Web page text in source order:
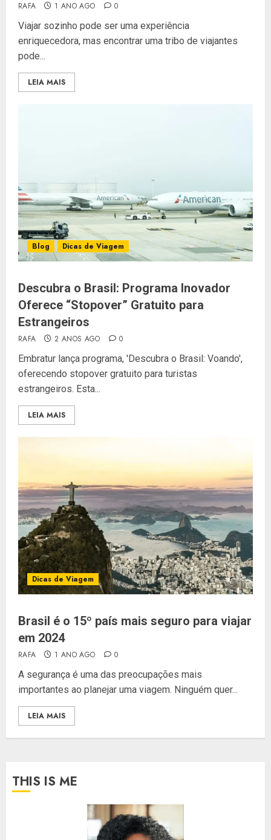
RAFA 1 ANO AGO 0
Viajar sozinho pode ser uma experiência
enriquecedora, mas encontrar uma tribo de viajantes
pode...
LEIA MAIS
Blog Dicas de Viagem
Descubra o Brasil: Programa Inovador
Oferece “Stopover” Gratuito para
Estrangeiros
RAFA 2 ANOS AGO 0
Embratur lança programa, 'Descubra o Brasil: Voando',
oferecendo stopover gratuito para turistas
estrangeiros. Esta...
LEIA MAIS
Dicas de Viagem
Brasil é o 15º país mais seguro para viajar
em 2024
RAFA 1 ANO AGO 0
A segurança é uma das preocupações mais
importantes ao planejar uma viagem. Ninguém quer...
LEIA MAIS
THIS IS ME